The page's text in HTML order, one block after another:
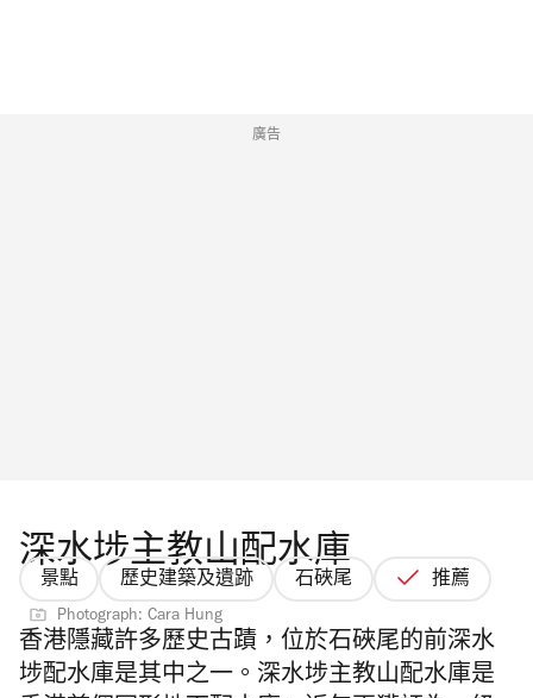
廣告
深水埗主教山配水庫
景點 歷史建築及遺跡 石硤尾 推薦
Photograph: Cara Hung
香港隱藏許多歷史古蹟，位於石硤尾的前深水
埗配水庫是其中之一 。深水埗主教山配水庫是